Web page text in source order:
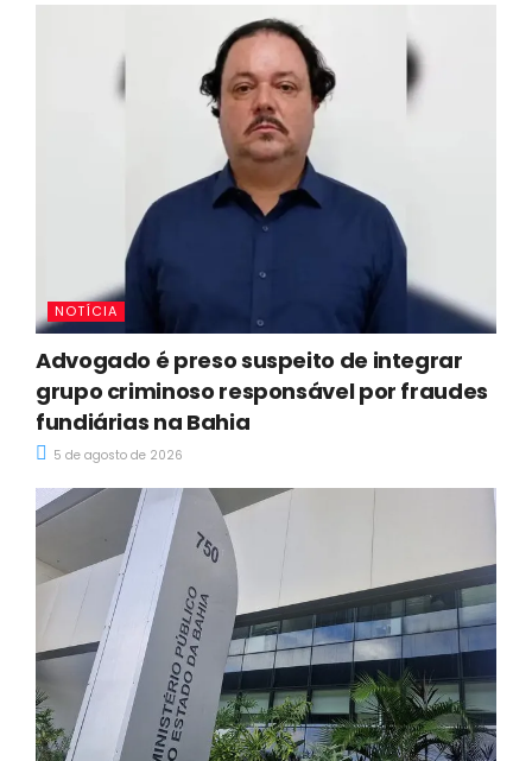
NOTÍCIA
Advogado é preso suspeito de integrar
grupo criminoso responsável por fraudes
fundiárias na Bahia
5 de agosto de 2026